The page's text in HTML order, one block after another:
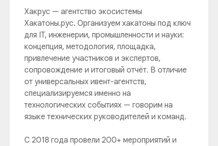
Хакрус — агентство экосистемы
Хакатоны.рус. Организуем хакатоны под ключ
для IT, инженерии, промышленности и науки:
концепция, методология, площадка,
привлечение участников и экспертов,
сопровождение и итоговый отчёт. В отличие
от универсальных ивент-агентств,
специализируемся именно на
технологических событиях — говорим на
языке технических руководителей и команд.
С 2018 года провели 200+ мероприятий и